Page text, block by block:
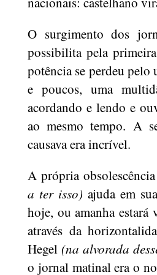
O surgimento dos
possibilita pela
potência se perdeu pelo
e poucos, uma
acordando e lendo e
ao mesmo tempo. A
causava era incrível.
A própria
a ter isso) ajuda em
hoje, ou amanha
através da
Hegel(na alvorada
o jornal matinal era o